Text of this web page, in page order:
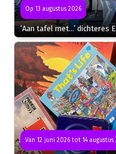
Op 13 augustus 2026
‘Aan tafel met…’ dichteres
Van 12 juni 2026 tot 14 augustus